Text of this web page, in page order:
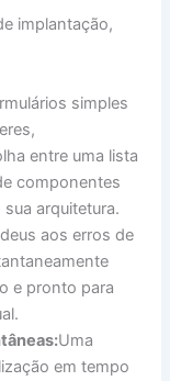
implantação,
simples
entre uma lista
componentes
arquitetura.
aos erros de
e pronto para
Uma
em tempo